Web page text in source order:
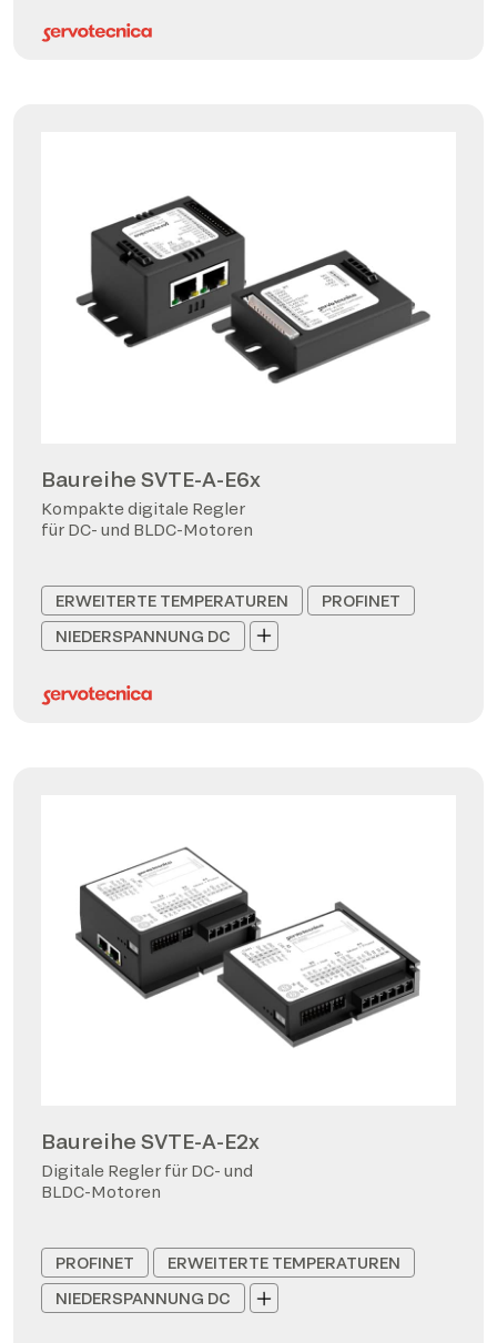
Baureihe SVTE-A-E6x
Kompakte digitale Regler
für DC- und BLDC-Motoren
ERWEITERTE TEMPERATUREN
PROFINET
NIEDERSPANNUNG DC
Baureihe SVTE-A-E2x
Digitale Regler für DC- und
BLDC-Motoren
PROFINET
ERWEITERTE TEMPERATUREN
NIEDERSPANNUNG DC